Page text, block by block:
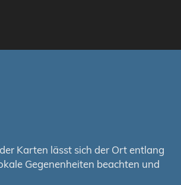
Karten lässt sich der Ort entlang
Gegenenheiten beachten und